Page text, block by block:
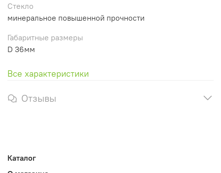
Стекло
минеральное повышенной прочности
Габаритные размеры
D 36мм
Все характеристики
Отзывы
Каталог